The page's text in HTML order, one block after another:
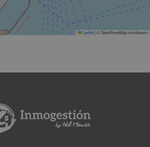
Leaflet| © OpenStreetMap contributors